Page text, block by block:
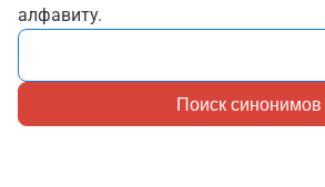
алфавиту.
Поиск синонимов